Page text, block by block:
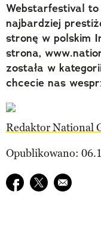
Webstarfestival to
najbardziej
stronę w polskim
strona,
została w
chcecie nas
Redaktor National
Opublikowano:
Udostępnij na
Udostępnij na
E-mail do